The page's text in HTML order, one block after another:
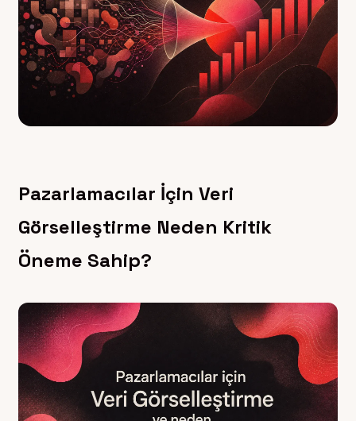
Pazarlamacılar İçin Veri
Görselleştirme Neden Kritik
Öneme Sahip?